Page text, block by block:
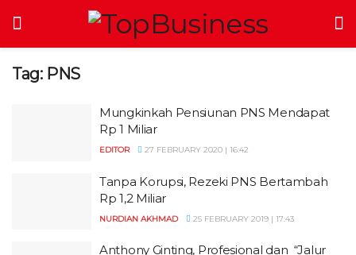
Tag: PNS
Mungkinkah Pensiunan PNS Mendapat
Rp 1 Miliar
EDITOR 27 FEBRUARY 2020 | 16:42
Tanpa Korupsi, Rezeki PNS Bertambah
Rp 1,2 Miliar
NURDIAN AKHMAD 25 FEBRUARY 2019 | 17:43
Anthony Ginting, Profesional dan “Jalur